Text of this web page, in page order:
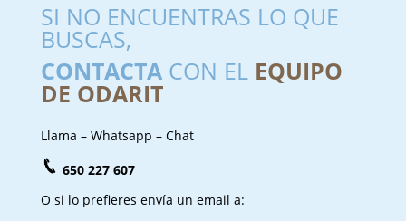
SI NO ENCUENTRAS LO QUE
BUSCAS,
CONTACTACON EL EQUIPO
DE ODARIT
Llama – Whatsapp – Chat
650 227 607
O si lo prefieres envía un email a: